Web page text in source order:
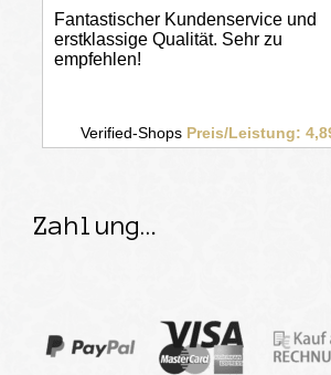
Zahlung…